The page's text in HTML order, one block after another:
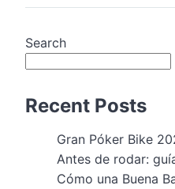
Search
Recent Posts
Gran Póker Bike
Antes de rodar:
Cómo una Buena